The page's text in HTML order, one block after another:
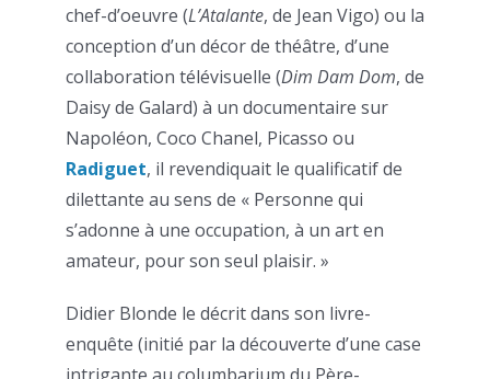
chef-d’oeuvre (L’Atalante, de Jean Vigo) ou la
conception d’un décor de théâtre, d’une
collaboration télévisuelle (Dim Dam Dom, de
Daisy de Galard) à un documentaire sur
Napoléon, Coco Chanel, Picasso ou
Radiguet, il revendiquait le qualificatif de
dilettante au sens de « Personne qui
s’adonne à une occupation, à un art en
amateur, pour son seul plaisir. »
Didier Blonde le décrit dans son livre-
enquête (initié par la découverte d’une case